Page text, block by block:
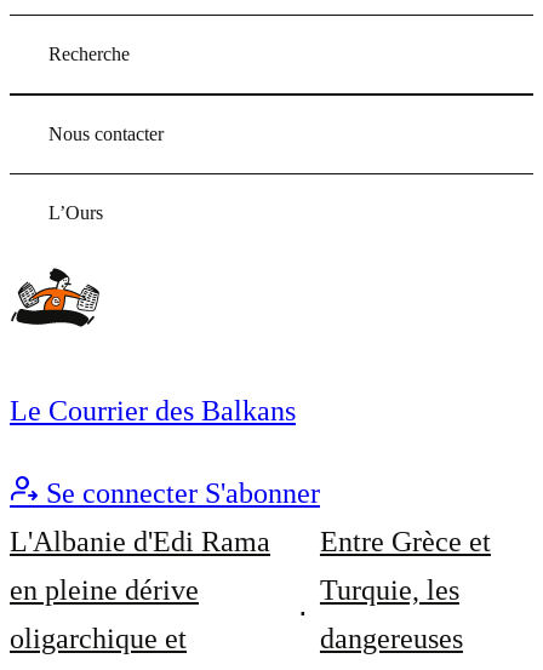
Recherche
Nous contacter
L’Ours
Le Courrier des Balkans
Se connecter S'abonner
L'Albanie d'Edi Rama
en pleine dérive
oligarchique et
Entre Grèce et
Turquie, les
dangereuses